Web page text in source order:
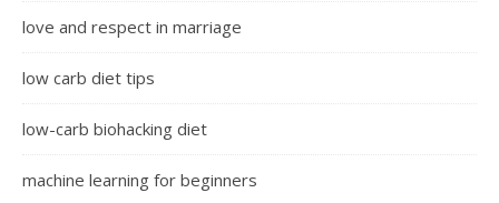
love and respect in marriage
low carb diet tips
low-carb biohacking diet
machine learning for beginners